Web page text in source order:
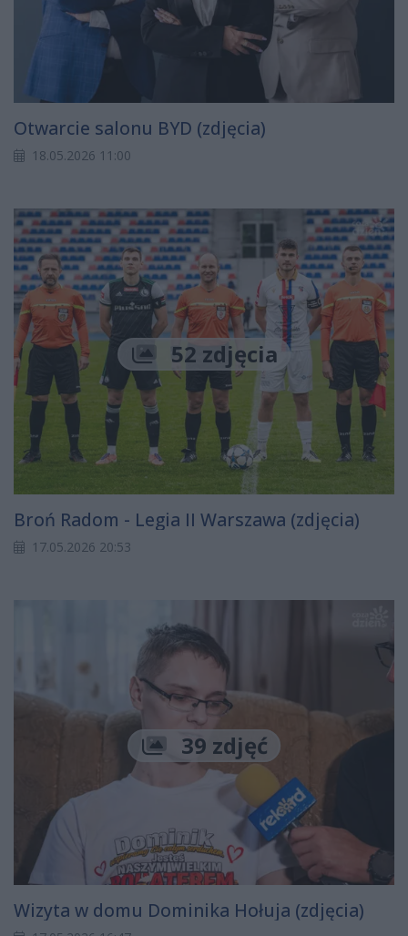
Otwarcie salonu BYD (zdjęcia)
18.05.2026 11:00
52 zdjęcia
Broń Radom - Legia II Warszawa (zdjęcia)
17.05.2026 20:53
39 zdjęć
Wizyta w domu Dominika Hołuja (zdjęcia)